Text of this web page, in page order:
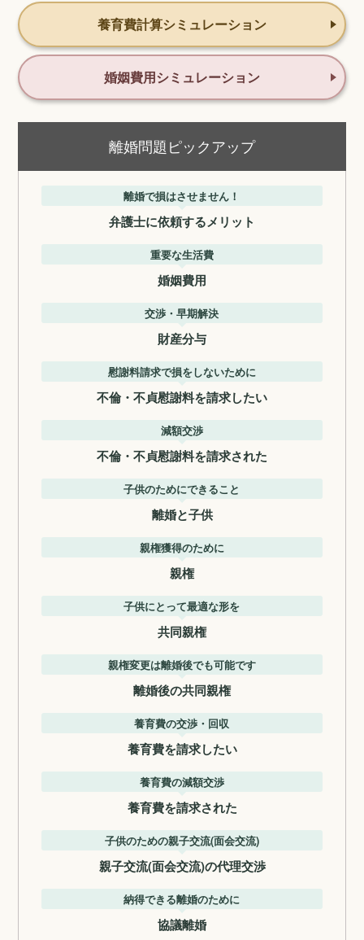
養育費計算シミュレーション
婚姻費用シミュレーション
離婚問題ピックアップ
離婚で損はさせません！
弁護士に依頼するメリット
重要な生活費
婚姻費用
交渉・早期解決
財産分与
慰謝料請求で損をしないために
不倫・不貞慰謝料を請求したい
減額交渉
不倫・不貞慰謝料を請求された
子供のためにできること
離婚と子供
親権獲得のために
親権
子供にとって最適な形を
共同親権
親権変更は離婚後でも可能です
離婚後の共同親権
養育費の交渉・回収
養育費を請求したい
養育費の減額交渉
養育費を請求された
子供のための親子交流(面会交流)
親子交流(面会交流)の代理交渉
納得できる離婚のために
協議離婚